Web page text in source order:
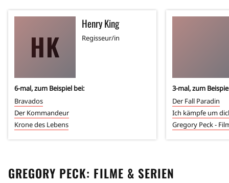
HK
Henry King
Regisseur/in
6-mal, zum Beispiel bei:
Bravados
Der Kommandeur
Krone des Lebens
3-mal, zum
Der Fall Paradin
Ich kämpfe um
Gregory Peck -
GREGORY PECK: FILME & SERIEN